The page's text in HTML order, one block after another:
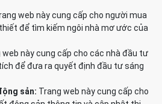
web này cung cấp cho người mua
để tìm kiếm ngôi nhà mơ ước của
web này cung cấp cho các nhà đầu tư
để đưa ra quyết định đầu tư sáng
sản: Trang web này cung cấp cho